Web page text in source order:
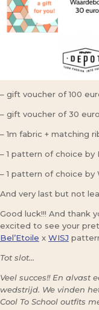
– gift voucher of 100
– gift voucher of 30
– 1m fabric + matching
– 1 pattern of choice by
– 1 pattern of choice by
And very last but not
Good luck!!! And thank
excited to see your
Bel’Etoile x WISJ
Tot slot…
Veel succes!! En alvast
wedstrijd. We vinden
Cool To School outfits